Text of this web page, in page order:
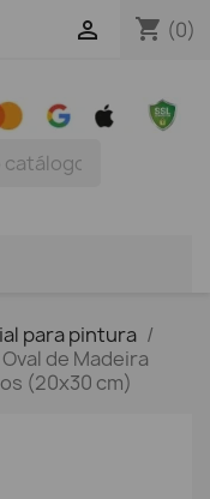
shopping_cart (0)

para pintura
de Madeira
(20x30 cm)